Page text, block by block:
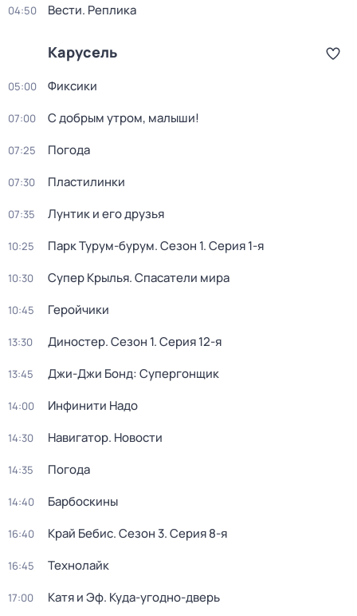
04:50 Вести. Реплика
Карусель
05:00 Фиксики
07:00 С добрым утром, малыши!
07:25 Погода
07:30 Пластилинки
07:35 Лунтик и его друзья
10:25 Парк Турум-бурум. Сезон 1. Серия 1-я
10:30 Супер Крылья. Спасатели мира
10:45 Геройчики
13:30 Диностер. Сезон 1. Серия 12-я
13:45 Джи-Джи Бонд: Супергонщик
14:00 Инфинити Надо
14:30 Навигатор. Новости
14:35 Погода
14:40 Барбоскины
16:40 Край Бебис. Сезон 3. Серия 8-я
16:45 Технолайк
17:00 Катя и Эф. Куда-угодно-дверь